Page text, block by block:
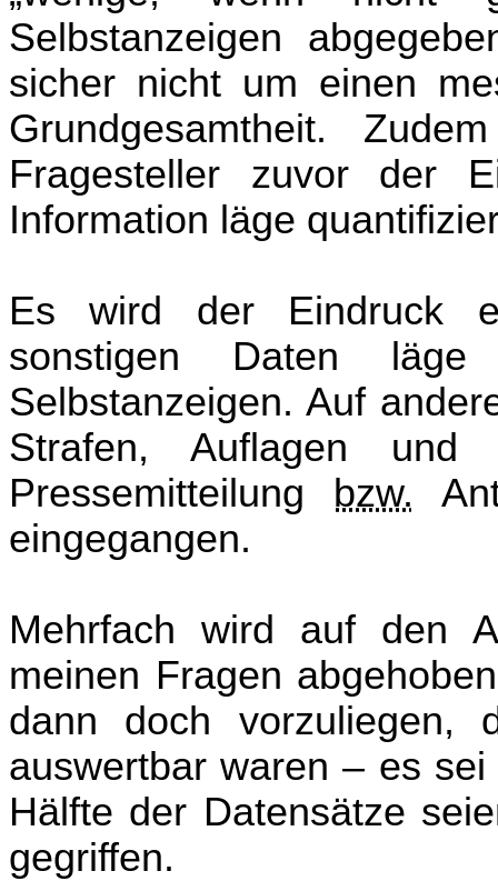
Selbstanzeigen
sicher nicht um einen
Grundgesamtheit.
Fragesteller zuvor der
Information läge
Es wird der Eindruck
sonstigen Daten läge
Selbstanzeigen. Auf
Strafen, Auflagen
Pressemitteilung
bzw.
eingegangen.
Mehrfach wird auf den
meinen Fragen
dann doch vorzuliegen,
auswertbar waren – es
Hälfte der Datensätze
gegriffen.